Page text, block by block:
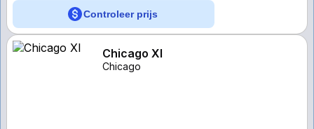
Controleer prijs
Chicago XI
Chicago